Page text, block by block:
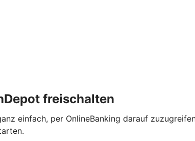
freischalten
einfach, per OnlineBanking darauf